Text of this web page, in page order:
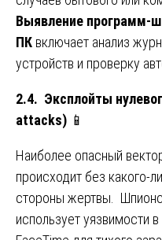
Выявление программ-
ПК включает анализ
устройств и проверку
2.4. Эксплойты
attacks) 📱
Наиболее опасный
происходит без какого-
стороны жертвы.
использует уязвимости